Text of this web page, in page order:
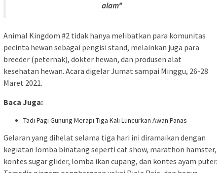
alam”
Animal Kingdom #2 tidak hanya melibatkan para komunitas
pecinta hewan sebagai pengisi stand, melainkan juga para
breeder (peternak), dokter hewan, dan produsen alat
kesehatan hewan. Acara digelar Jumat sampai Minggu, 26-28
Maret 2021.
Baca Juga:
Tadi Pagi Gunung Merapi Tiga Kali Luncurkan Awan Panas
Gelaran yang dihelat selama tiga hari ini diramaikan dengan
kegiatan lomba binatang seperti cat show, marathon hamster,
kontes sugar glider, lomba ikan cupang, dan kontes ayam puter.